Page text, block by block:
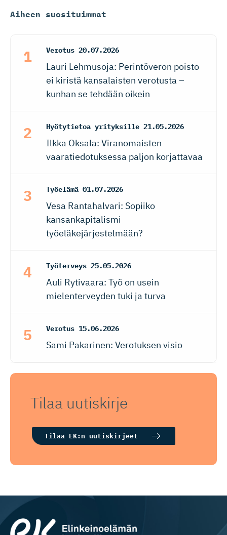
Aiheen suosituimmat
Verotus 20.07.2026
Lauri Lehmusoja: Perintöveron poisto
ei kiristä kansalaisten verotusta –
kunhan se tehdään oikein
Hyötytietoa yrityksille 21.05.2026
Ilkka Oksala: Viranomaisten
vaaratiedotuksessa paljon korjattavaa
Työelämä 01.07.2026
Vesa Rantahalvari: Sopiiko
kansankapitalismi
työeläkejärjestelmään?
Työterveys 25.05.2026
Auli Rytivaara: Työ on usein
mielenterveyden tuki ja turva
Verotus 15.06.2026
Sami Pakarinen: Verotuksen visio
Tilaa uutiskirje
Tilaa EK:n uutiskirjeet